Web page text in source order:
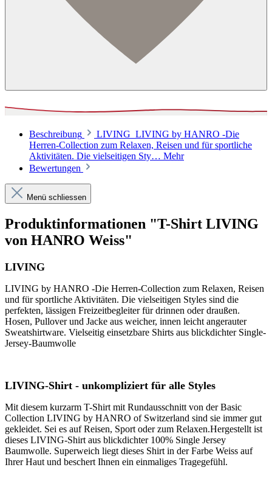
Beschreibung
LIVING LIVING by HANRO -Die
Herren-Collection zum Relaxen, Reisen und für sportliche
Aktivitäten. Die vielseitigen Sty… Mehr
Bewertungen
Menü schliessen
Produktinformationen "T-Shirt LIVING
von HANRO Weiss"
LIVING
LIVING by HANRO -Die Herren-Collection zum Relaxen, Reisen
und für sportliche Aktivitäten. Die vielseitigen Styles sind die
perfekten, lässigen Freizeitbegleiter für drinnen oder draußen.
Hosen, Pullover und Jacke aus weicher, innen leicht angerauter
Sweatshirtware. Vielseitig einsetzbare Shirts aus blickdichter Single-
Jersey-Baumwolle
LIVING-Shirt - unkompliziert für alle Styles
Mit diesem kurzarm T-Shirt mit Rundausschnitt von der Basic
Collection LIVING by HANRO of Switzerland sind sie immer gut
gekleidet. Sei es auf Reisen, Sport oder zum Relaxen.Hergestellt ist
dieses LIVING-Shirt aus blickdichter 100% Single Jersey
Baumwolle. Superweich liegt dieses Shirt in der Farbe Weiss auf
Ihrer Haut und beschert Ihnen ein einmaliges Tragegefühl.